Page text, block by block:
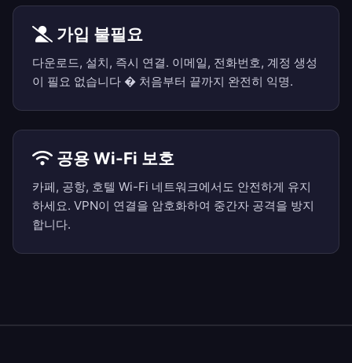
가입 불필요
다운로드, 설치, 즉시 연결. 이메일, 전화번호, 계정 생성
이 필요 없습니다 � 처음부터 끝까지 완전히 익명.
공용 Wi-Fi 보호
카페, 공항, 호텔 Wi-Fi 네트워크에서도 안전하게 유지
하세요. VPN이 연결을 암호화하여 중간자 공격을 방지
합니다.